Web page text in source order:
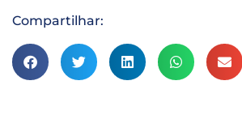
Compartilhar: